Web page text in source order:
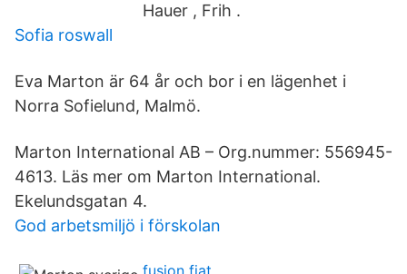
Hauer , Frih .
Sofia roswall
Eva Marton är 64 år och bor i en lägenhet i
Norra Sofielund, Malmö.
Marton International AB – Org.nummer: 556945-
4613. Läs mer om Marton International.
Ekelundsgatan 4.
God arbetsmiljö i förskolan
fusion fiat